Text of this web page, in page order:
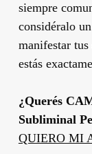
siempre
considéralo
manifestar
estás
¿Querés
Subliminal
QUIERO MI